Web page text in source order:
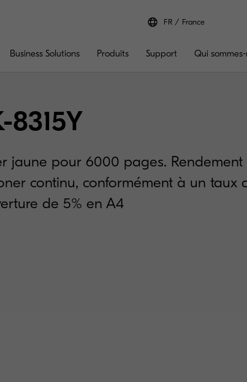
FR France
Business Solutions Produits Support Qui
8315Y
jaune pour 6000 pages. Rendement
continu, conformément à un taux
de 5% en A4